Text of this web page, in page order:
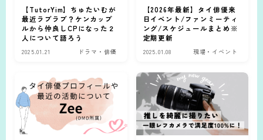
【TutorYim】ちゅたいむが
最近ラブラブ？ケンカップ
ルから仲良しCPになった２
人について語ろう
2025.01.21 ドラマ・俳優
【2026年最新】タイ俳優来
日イベント/ファンミーティ
ング/スケジュールまとめ※
定期更新
2025.01.08 現場・イベント